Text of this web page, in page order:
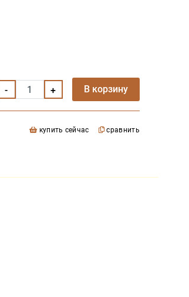
В корзину
купить сейчас сравнить